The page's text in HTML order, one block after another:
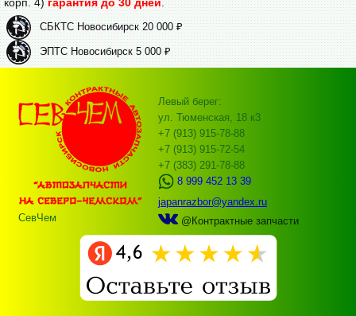
корп. 4)гарантия до 30 дней.
СБКТС Новосибирск 20 000 ₽
ЭПТС Новосибирск 5 000 ₽
СевЧем
Левый берег:
ул. Тюменская, 18 к3
+7 (913) 915-78-88
+7 (913) 915-72-54
+7 (383) 291-78-88
8 999 452 13 39
japanrazbor@yandex.ru
@Контрактные запчасти